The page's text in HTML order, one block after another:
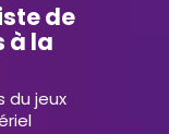
de
à la
du jeux